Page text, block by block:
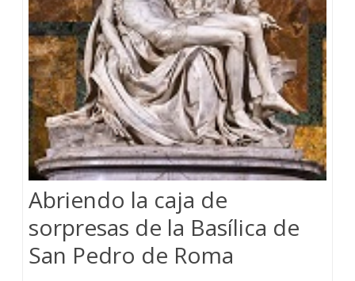
Abriendo la caja de
sorpresas de la Basílica de
San Pedro de Roma